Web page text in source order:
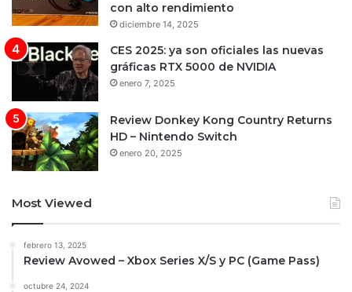
con alto rendimiento
diciembre 14, 2025
CES 2025: ya son oficiales las nuevas
gráficas RTX 5000 de NVIDIA
enero 7, 2025
Review Donkey Kong Country Returns
HD – Nintendo Switch
enero 20, 2025
Most Viewed
febrero 13, 2025
Review Avowed – Xbox Series X/S y PC (Game Pass)
octubre 24, 2024